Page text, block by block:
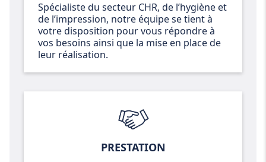
Spécialiste du secteur CHR, de l’hygiène et
de l’impression, notre équipe se tient à
votre disposition pour vous répondre à
vos besoins ainsi que la mise en place de
leur réalisation.
PRESTATION